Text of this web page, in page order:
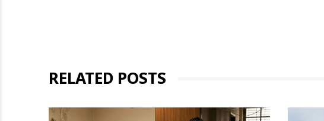
RELATED POSTS